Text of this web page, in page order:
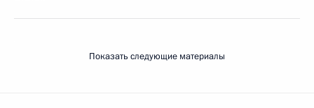
Показать следующие материалы